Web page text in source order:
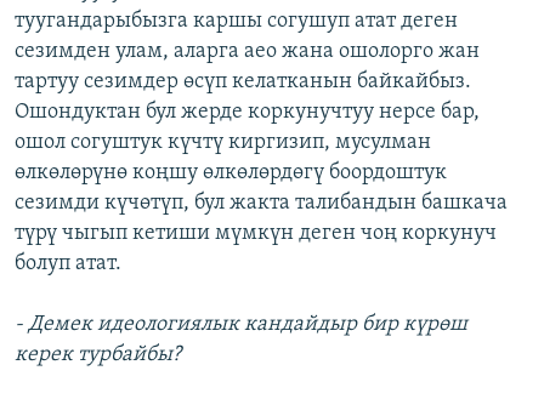
туугандарыбызга каршы согушуп атат деген
сезимден улам, аларга аео жана ошолорго жан
тартуу сезимдер өсүп келатканын байкайбыз.
Ошондуктан бул жерде коркунучтуу нерсе бар,
ошол согуштук күчтү киргизип, мусулман
өлкөлөрүнө коңшу өлкөлөрдөгү боордоштук
сезимди күчөтүп, бул жакта талибандын башкача
түрү чыгып кетиши мүмкүн деген чоң коркунуч
болуп атат.
- Демек идеологиялык кандайдыр бир күрөш
керек турбайбы?